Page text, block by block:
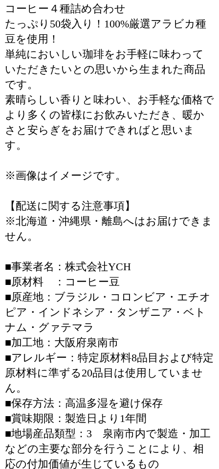
コーヒー４種詰め合わせ
たっぷり50袋入り！100%厳選アラビカ種
豆を使用！
単純においしい珈琲をお手軽に味わって
いただきたいとの思いから生まれた商品
です。
素晴らしい香りと味わい、お手軽な価格で
より多くの皆様にお飲みいただき、暖か
さと安らぎをお届けできればと思いま
す。
※画像はイメージです。
【配送に関する注意事項】
※北海道・沖縄県・離島へはお届けできま
せん。
■事業者名：株式会社YCH
■原材料 ：コーヒー豆
■原産地：ブラジル・コロンビア・エチオ
ピア・インドネシア・タンザニア・ベト
ナム・グァテマラ
■加工地：大阪府泉南市
■アレルギー：特定原材料8品目および特定
原材料に準ずる20品目は使用していませ
ん。
■保存方法：高温多湿を避け保存
■賞味期限：製造日より1年間
■地場産品類型：3 泉南市内で製造・加工
などの主要な部分を行うことにより、相
応の付加価値が生じているもの